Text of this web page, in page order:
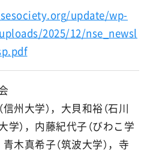
update/wp-
2025/12/nse_newsl
信州大学），大貝和裕（石川
学），内藤紀代子（びわこ学
青木真希子（筑波大学），寺